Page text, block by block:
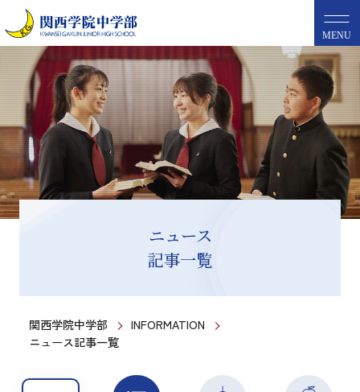
MENU
ニュース
記事一覧
関西学院中学部
INFORMATION
ニュース記事一覧